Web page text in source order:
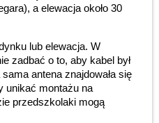
a elewacja około 30
lub elewacja. W
zadbać o to, aby kabel był
antena znajdowała się
unikać montażu na
przedszkolaki mogą